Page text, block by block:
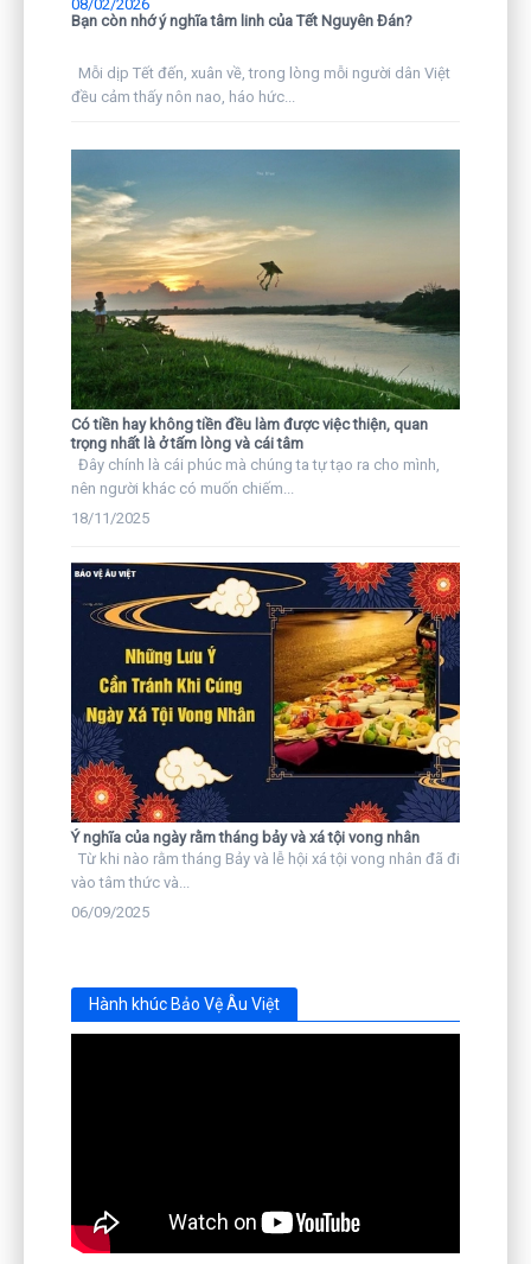
Bạn còn nhớ ý nghĩa tâm linh của Tết Nguyên Đán?
08/02/2026
Mỗi dịp Tết đến, xuân về, trong lòng mỗi người dân Việt
đều cảm thấy nôn nao, háo hức...
Có tiền hay không tiền đều làm được việc thiện, quan
trọng nhất là ở tấm lòng và cái tâm
Đây chính là cái phúc mà chúng ta tự tạo ra cho mình,
nên người khác có muốn chiếm...
18/11/2025
Ý nghĩa của ngày rằm tháng bảy và xá tội vong nhân
Từ khi nào rằm tháng Bảy và lễ hội xá tội vong nhân đã đi
vào tâm thức và...
06/09/2025
Hành khúc Bảo Vệ Âu Việt